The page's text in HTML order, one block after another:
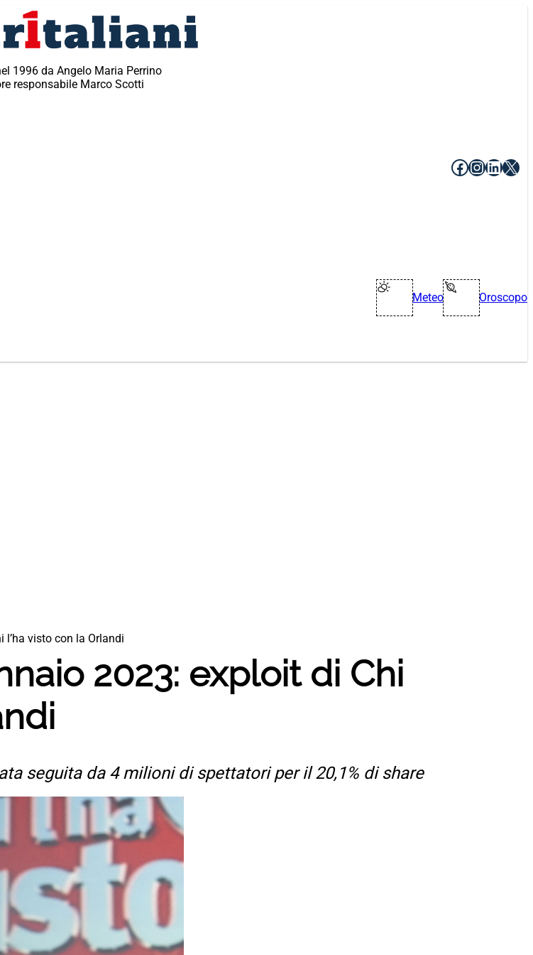
1996 da Angelo Maria Perrino
responsabile Marco Scotti
Facebook
X
Meteo Oroscopo
visto con la Orlandi
2023: exploit di Chi
seguita da 4 milioni di spettatori per il 20,1% di share